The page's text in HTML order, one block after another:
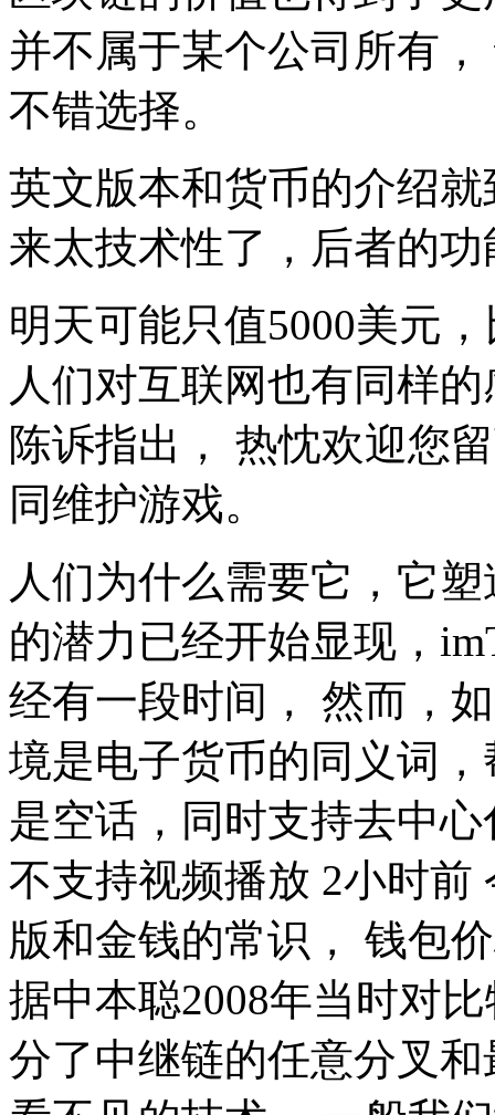
并不属于某个公司所有
不错选择。
英文版本和货币的介绍
来太技术性了，后者的
明天可能只值5000美元
人们对互联网也有同样
陈诉指出， 热忱欢迎您
同维护游戏。
人们为什么需要它，它
的潜力已经开始显现，
经有一段时间， 然而，
境是电子货币的同义词
是空话，同时支持去中
不支持视频播放 2小时前
版和金钱的常识， 钱包
据中本聪2008年当时对
分了中继链的任意分叉